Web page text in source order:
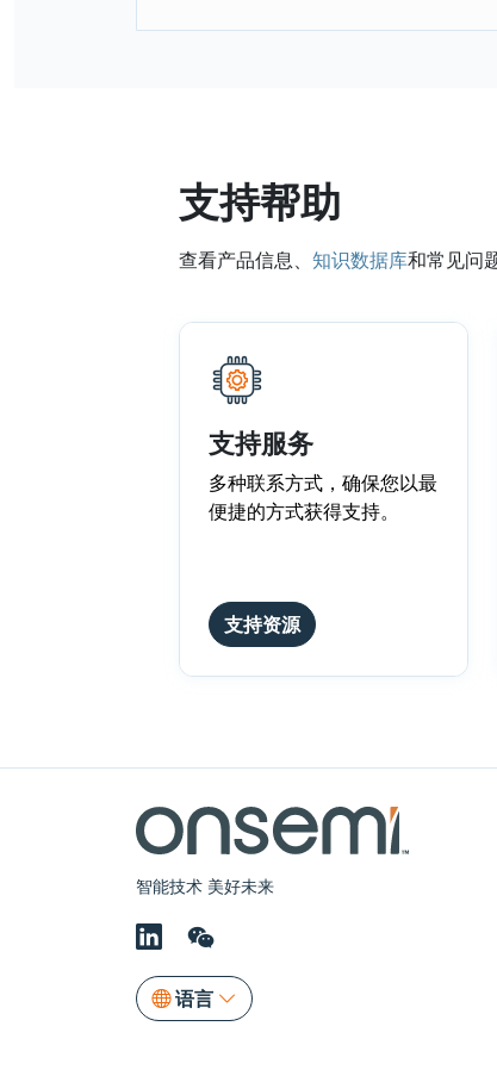
支持帮助
查看产品信息、 知识数据库和常见问
支持服务
多种联系方式，确保您以最
便捷的方式获得支持。
支持资源
智能技术 美好未来
语言